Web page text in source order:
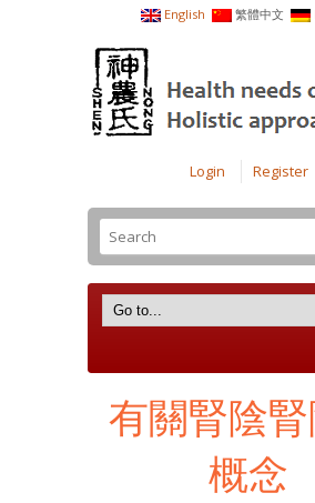
English 繁體中文
Login Register
有關腎陰
概念